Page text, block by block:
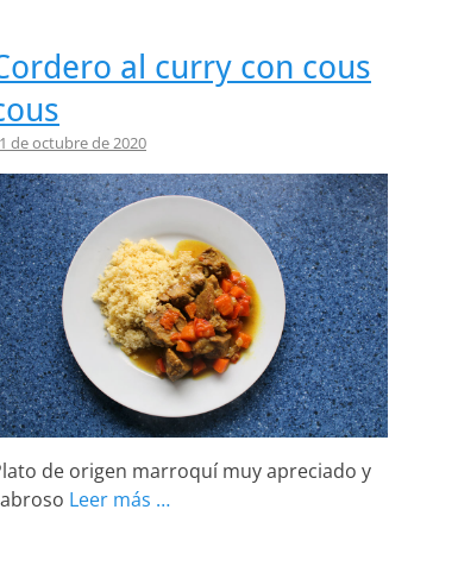
al curry con cous
de octubre de 2020
de origen marroquí muy apreciado y
Leer más …